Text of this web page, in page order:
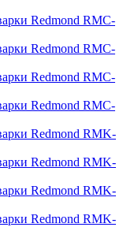
Redmond RMC-
Redmond RMC-
Redmond RMC-
Redmond RMC-
Redmond RMK-
Redmond RMK-
Redmond RMK-
Redmond RMK-